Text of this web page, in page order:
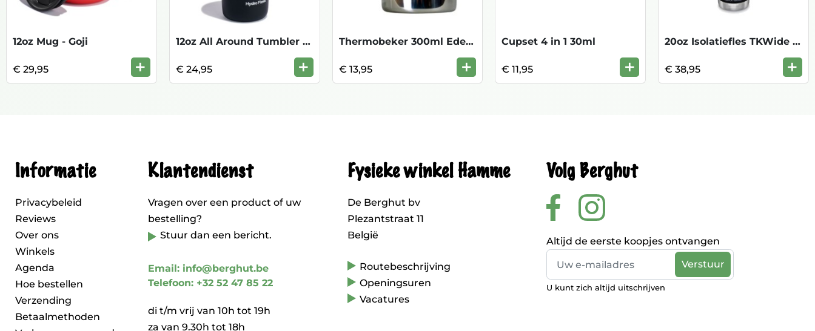
12oz Mug - Goji
€ 29,95 +
12oz All Around Tumbler - Black
€ 24,95 +
Thermobeker 300ml Edelstaal
€ 13,95 +
Cupset 4 in 1 30ml
€ 11,95 +
20oz Isolatiefles TKWide met koffiedop
€ 38,95 +
Informatie
Privacybeleid
Reviews
Over ons
Winkels
Agenda
Hoe bestellen
Verzending
Betaalmethoden
Klantendienst
Vragen over een product of uw
bestelling?
Stuur dan een bericht.
Email: info@berghut.be
Telefoon: +32 52 47 85 22
di t/m vrij van 10h tot 19h
za van 9.30h tot 18h
Fysieke winkel Hamme
De Berghut bv
Plezantstraat 11
België
Routebeschrijving
Openingsuren
Vacatures
Volg Berghut
Altijd de eerste koopjes ontvangen
U kunt zich altijd uitschrijven